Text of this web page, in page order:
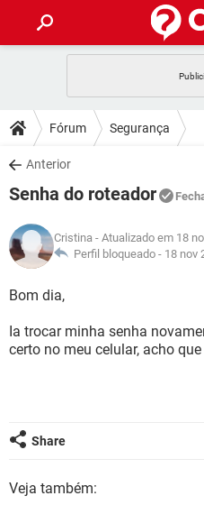
CELULAR
OUTLOOK
INSTAGRAM
GUIA DE COMPRAS
DICAS
JOGOS
INSTAGRAM
GUIA DE COMPRAS
DOWNLOADS
JOGOS
CELULAR
OUTLOOK
INSTAGRAM
JOGOS
CELULAR
OUTLOOK
INSTAGRAM
GLOSSÁRIO
JOGOS
OUTLOOK
Fórum Segurança
Anterior
Senha do roteador
Cristina - Atualizado em 18
Perfil bloqueado - 18 nov
Bom dia,
Ia trocar minha senha
certo no meu celular, acho
Share
Veja também: